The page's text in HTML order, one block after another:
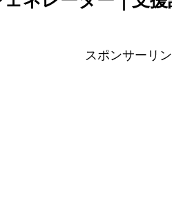
スポンサーリ